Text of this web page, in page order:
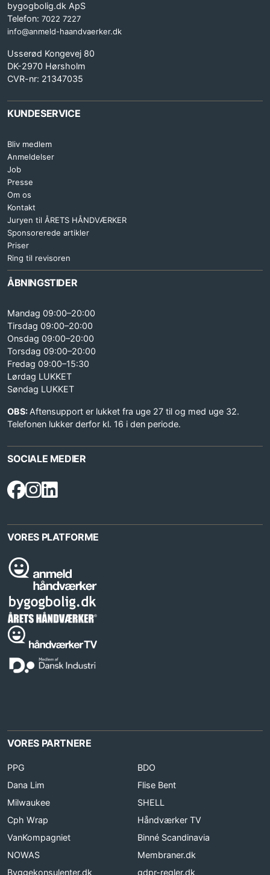
bygogbolig.dk ApS
Telefon: 7022 7227
info@anmeld-haandvaerker.dk
Usserød Kongevej 80
DK-2970 Hørsholm
CVR-nr: 21347035
KUNDESERVICE
Bliv medlem
Anmeldelser
Job
Presse
Om os
Kontakt
Juryen til ÅRETS HÅNDVÆRKER
Sponsorerede artikler
Priser
Ring til revisoren
ÅBNINGSTIDER
Mandag 09:00–20:00
Tirsdag 09:00–20:00
Onsdag 09:00–20:00
Torsdag 09:00–20:00
Fredag 09:00–15:30
Lørdag LUKKET
Søndag LUKKET
OBS: Aftensupport er lukket fra uge 27 til og med uge 32.
Telefonen lukker derfor kl. 16 i den periode.
SOCIALE MEDIER
VORES PLATFORME
VORES PARTNERE
PPG
BDO
Dana Lim
Flise Bent
Milwaukee
SHELL
Cph Wrap
Håndværker TV
VanKompagniet
Binné Scandinavia
NOWAS
Membraner.dk
Byggekonsulenter.dk
gdpr-regler.dk